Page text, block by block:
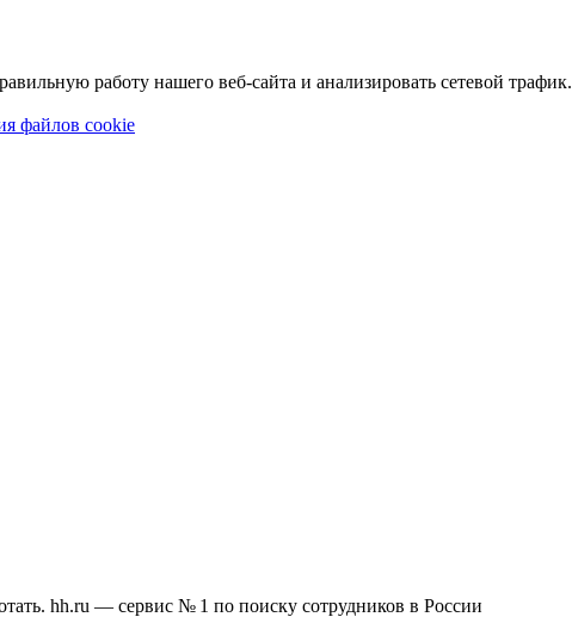
работу нашего веб-сайта и анализировать сетевой трафик.
файлов cookie
hh.ru — сервис № 1 по поиску сотрудников в России